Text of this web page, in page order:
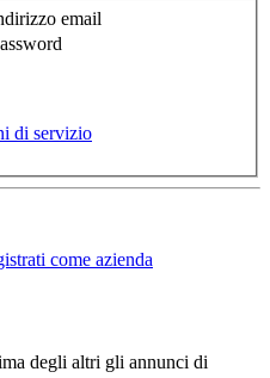
email
di servizio
come azienda
degli altri gli annunci di